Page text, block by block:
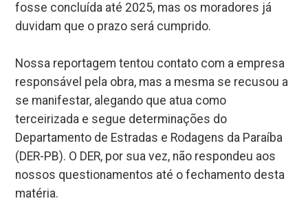
fosse concluída até 2025, mas os moradores já
duvidam que o prazo será cumprido.
Nossa reportagem tentou contato com a empresa
responsável pela obra, mas a mesma se recusou a
se manifestar, alegando que atua como
terceirizada e segue determinações do
Departamento de Estradas e Rodagens da Paraíba
(DER-PB). O DER, por sua vez, não respondeu aos
nossos questionamentos até o fechamento desta
matéria.